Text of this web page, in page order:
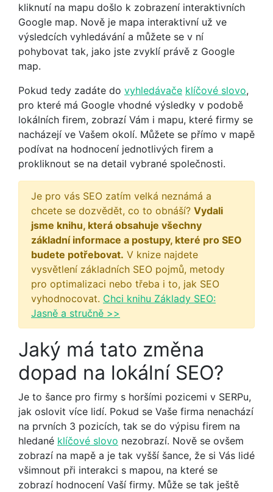
kliknutí na mapu došlo k zobrazení interaktivních
Google map. Nově je mapa interaktivní už ve
výsledcích vyhledávání a můžete se v ní
pohybovat tak, jako jste zvyklí právě z Google
map.
Pokud tedy zadáte do vyhledávače klíčové slovo,
pro které má Google vhodné výsledky v podobě
lokálních firem, zobrazí Vám i mapu, které firmy se
nacházejí ve Vašem okolí. Můžete se přímo v mapě
podívat na hodnocení jednotlivých firem a
prokliknout se na detail vybrané společnosti.
Je pro vás SEO zatím velká neznámá a
chcete se dozvědět, co to obnáší? Vydali
jsme knihu, která obsahuje všechny
základní informace a postupy, které pro SEO
budete potřebovat. V knize najdete
vysvětlení základních SEO pojmů, metody
pro optimalizaci nebo třeba i to, jak SEO
vyhodnocovat. Chci knihu Základy SEO:
Jasně a stručně >>
Jaký má tato změna
dopad na lokální SEO?
Je to šance pro firmy s horšími pozicemi v SERPu,
jak oslovit více lidí. Pokud se Vaše firma nenachází
na prvních 3 pozicích, tak se do výpisu firem na
hledané klíčové slovo nezobrazí. Nově se ovšem
zobrazí na mapě a je tak vyšší šance, že si Vás lidé
všimnout při interakci s mapou, na které se
zobrazí hodnocení Vaší firmy. Může se tak ještě